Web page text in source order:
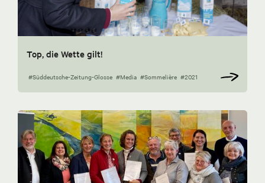
Top, die Wette gilt!
#Süddeutsche-Zeitung-Glosse #Media #Sommelière #2021